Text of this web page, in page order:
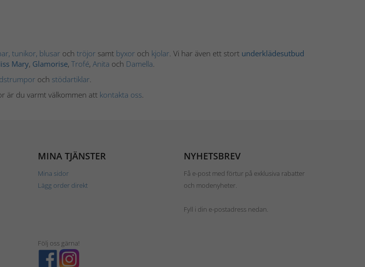
tunikor, blusar och tröjor samt byxor och kjolar . Vi har även ett stort underklädesutbud
Mary, Glamorise, Trofé, Anita och Damella
och stödartiklar
är du varmt välkommen att kontakta oss
MINA TJÄNSTER
Mina sidor
Lägg order direkt
NYHETSBREV
Få e-post med förtur på exklusiva rabatter
och modenyheter.
Fyll i din e-postadress nedan.
Följ oss gärna!